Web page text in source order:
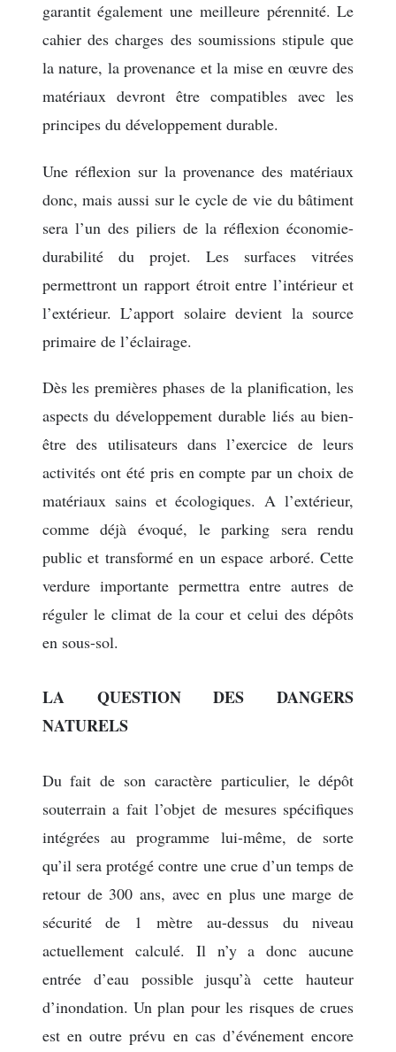
garantit également une meilleure pérennité. Le
cahier des charges des soumissions stipule que
la nature, la provenance et la mise en œuvre des
matériaux devront être compatibles avec les
principes du développement durable.
Une réflexion sur la provenance des matériaux
donc, mais aussi sur le cycle de vie du bâtiment
sera l’un des piliers de la réflexion économie-
durabilité du projet. Les surfaces vitrées
permettront un rapport étroit entre l’intérieur et
l’extérieur. L’apport solaire devient la source
primaire de l’éclairage.
Dès les premières phases de la planification, les
aspects du développement durable liés au bien-
être des utilisateurs dans l’exercice de leurs
activités ont été pris en compte par un choix de
matériaux sains et écologiques. A l’extérieur,
comme déjà évoqué, le parking sera rendu
public et transformé en un espace arboré. Cette
verdure importante permettra entre autres de
réguler le climat de la cour et celui des dépôts
en sous-sol.
LA QUESTION DES DANGERS
NATURELS
Du fait de son caractère particulier, le dépôt
souterrain a fait l’objet de mesures spécifiques
intégrées au programme lui-même, de sorte
qu’il sera protégé contre une crue d’un temps de
retour de 300 ans, avec en plus une marge de
sécurité de 1 mètre au-dessus du niveau
actuellement calculé. Il n’y a donc aucune
entrée d’eau possible jusqu’à cette hauteur
d’inondation. Un plan pour les risques de crues
est en outre prévu en cas d’événement encore